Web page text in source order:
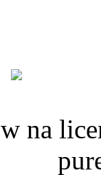
na